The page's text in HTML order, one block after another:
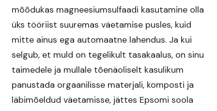
mõõdukas magneesiumsulfaadi kasutamine olla
üks tööriist suuremas väetamise pusles, kuid
mitte ainus ega automaatne lahendus. Ja kui
selgub, et muld on tegelikult tasakaalus, on sinu
taimedele ja mullale tõenäoliselt kasulikum
panustada orgaanilisse materjali, komposti ja
läbimõeldud väetamisse, jättes Epsomi soola